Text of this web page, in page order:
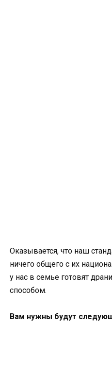
Оказывается, что наш
ничего общего с их
у нас в семье готовят
способом.
Вам нужны будут